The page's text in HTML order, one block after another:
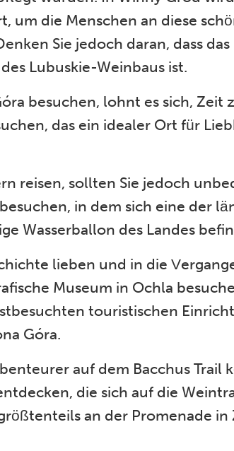
um die Menschen an diese
Sie jedoch daran, dass
Lubuskie-Weinbaus ist.
besuchen, lohnt es sich, Zeit
das ein idealer Ort für
reisen, sollten Sie jedoch
in dem sich eine der
Wasserballon des Landes
lieben und in die
Museum in Ochla
touristischen
Góra.
auf dem Bacchus Trail
die sich auf die
an der Promenade in